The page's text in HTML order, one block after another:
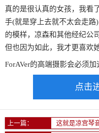
真的是很认真的女孩，我看
手(就是穿上去就不太会走
的模样，凉森和其他经纪公
但也因为如此，我才更喜欢她
ForAVer的高端摄影会必须
点击
上一篇：
这就是凉宫琴